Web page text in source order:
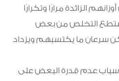
الزائدة مرارًا وتكرارًا
التخلص من بعض
سرعان ما يكتسبهم ويزداد
عدم قدرة البعض على